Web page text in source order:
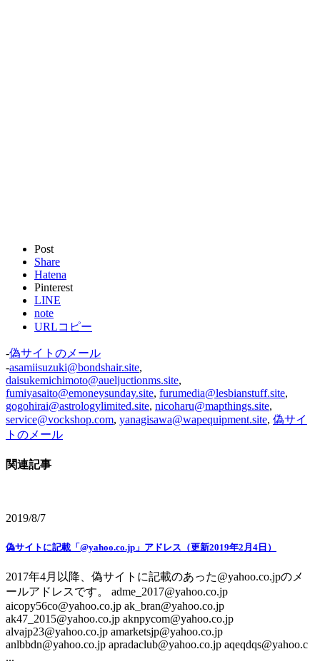
Post
Share
Hatena
Pinterest
LINE
note
URLコピー
-偽サイトのメール
-asamiisuzuki@bondshair.site,
daisukemichimoto@aueljuctionms.site,
fumiyasaito@emoneysunday.site, furumedia@lesbianstuff.site,
gogohirai@astrologylimited.site, nicoharu@mapthings.site,
service@vockshop.com, yanagisawa@wapequipment.site, 偽サイ
トのメール
関連記事
2019/8/7
偽サイトに記載「@yahoo.co.jp」アドレス（更新2019年2月4日）
2017年4月以降、偽サイトに記載のあった@yahoo.co.jpのメ
ールアドレスです。 adme_2017@yahoo.co.jp
aicopy56co@yahoo.co.jp ak_bran@yahoo.co.jp
ak47_2015@yahoo.co.jp aknpycom@yahoo.co.jp
alvajp23@yahoo.co.jp amarketsjp@yahoo.co.jp
anlbbdn@yahoo.co.jp apradaclub@yahoo.co.jp aqeqdqs@yahoo.c
...